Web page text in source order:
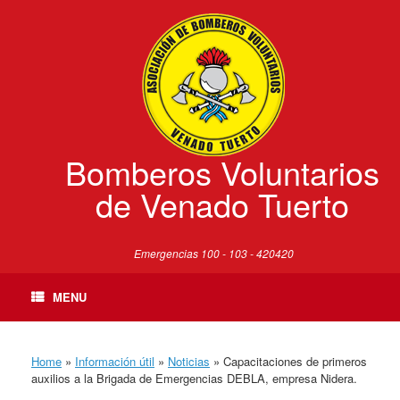
Bomberos Voluntarios
de Venado Tuerto
Emergencias 100 - 103 - 420420
MENU
Home » Información útil » Noticias » Capacitaciones de primeros
auxilios a la Brigada de Emergencias DEBLA, empresa Nidera.